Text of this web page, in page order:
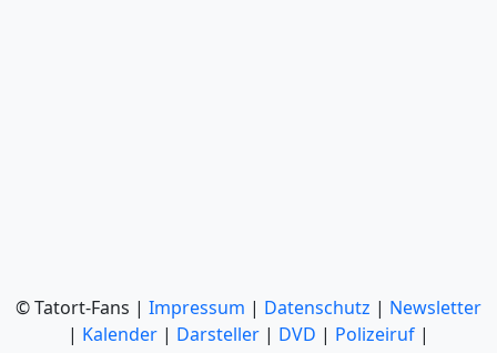
© Tatort-Fans | Impressum | Datenschutz | Newsletter
| Kalender | Darsteller | DVD | Polizeiruf |